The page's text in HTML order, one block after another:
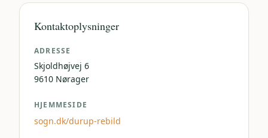
Kontaktoplysninger
ADRESSE
Skjoldhøjvej 6
9610 Nørager
HJEMMESIDE
sogn.dk/durup-rebild